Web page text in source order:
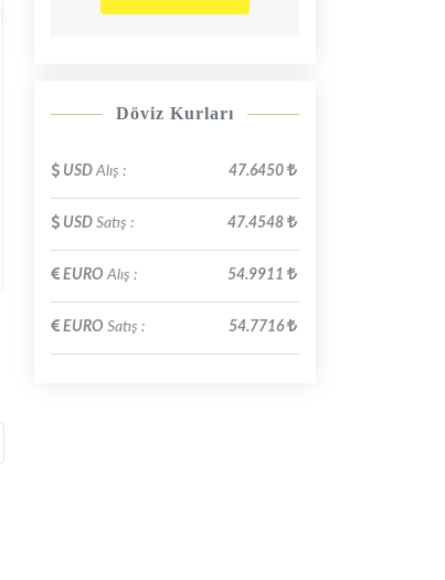
Döviz Kurları
USDAlış : 47.6450
USD Satış : 47.4548
EUROAlış : 54.9911
EURO Satış : 54.7716